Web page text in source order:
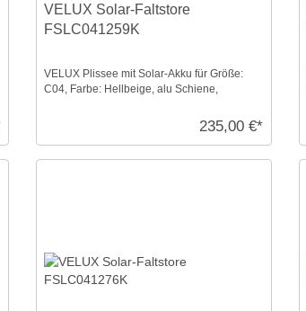
VELUX Solar-Faltstore
FSLC041259K
VELUX Plissee mit Solar-Akku für Größe:
C04, Farbe: Hellbeige, alu Schiene,
235,00 €*